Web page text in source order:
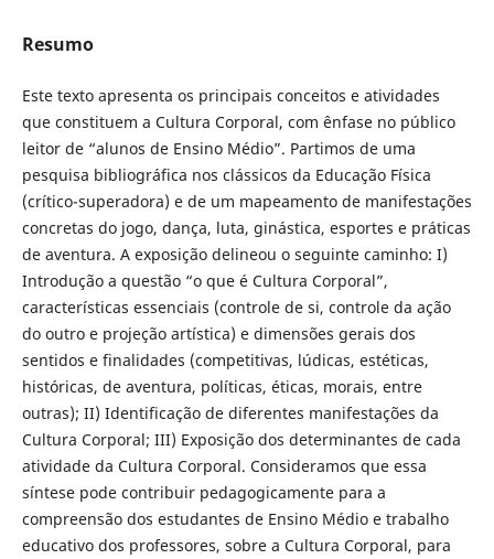
Resumo
Este texto apresenta os principais conceitos e atividades
que constituem a Cultura Corporal, com ênfase no público
leitor de “alunos de Ensino Médio”. Partimos de uma
pesquisa bibliográfica nos clássicos da Educação Física
(crítico-superadora) e de um mapeamento de manifestações
concretas do jogo, dança, luta, ginástica, esportes e práticas
de aventura. A exposição delineou o seguinte caminho: I)
Introdução a questão “o que é Cultura Corporal”,
características essenciais (controle de si, controle da ação
do outro e projeção artística) e dimensões gerais dos
sentidos e finalidades (competitivas, lúdicas, estéticas,
históricas, de aventura, políticas, éticas, morais, entre
outras); II) Identificação de diferentes manifestações da
Cultura Corporal; III) Exposição dos determinantes de cada
atividade da Cultura Corporal. Consideramos que essa
síntese pode contribuir pedagogicamente para a
compreensão dos estudantes de Ensino Médio e trabalho
educativo dos professores, sobre a Cultura Corporal, para